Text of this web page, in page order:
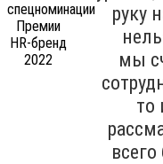
руку
мы
то